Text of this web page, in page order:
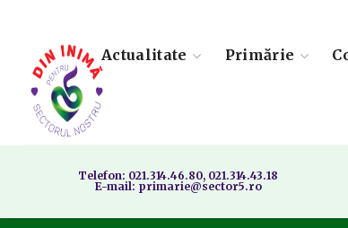
Actualitate Primărie
Telefon: 021.314.46.80, 021.314.43.18
E-mail: primarie@sector5.ro